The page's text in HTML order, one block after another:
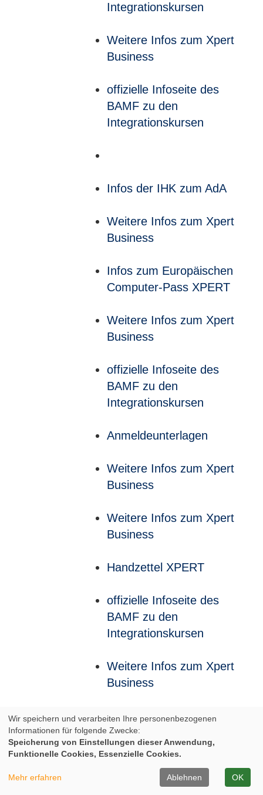
Integrationskursen
Weitere Infos zum Xpert
Business
offizielle Infoseite des
BAMF zu den
Integrationskursen
Infos der IHK zum AdA
Weitere Infos zum Xpert
Business
Infos zum Europäischen
Computer-Pass XPERT
Weitere Infos zum Xpert
Business
offizielle Infoseite des
BAMF zu den
Integrationskursen
Anmeldeunterlagen
Weitere Infos zum Xpert
Business
Weitere Infos zum Xpert
Business
Handzettel XPERT
offizielle Infoseite des
BAMF zu den
Integrationskursen
Weitere Infos zum Xpert
Business
Weitere Infos zum Xpert
Business
Infos zum Europäischen
Computer-Pass XPERT
Wir speichern und verarbeiten Ihre personenbezogenen
Informationen für folgende Zwecke:
Speicherung von Einstellungen dieser Anwendung,
Funktionelle Cookies, Essenzielle Cookies.
Mehr erfahren Ablehnen OK